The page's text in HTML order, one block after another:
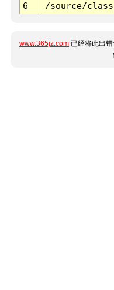
6
/source/
www.365jz.com 已经将此出